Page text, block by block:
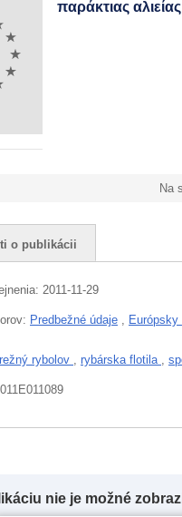
παράκτιας
Na
o publikácii
2011-11-29
Predbežné údaje Európsky
rybolov rybárska flotila
nie je možné